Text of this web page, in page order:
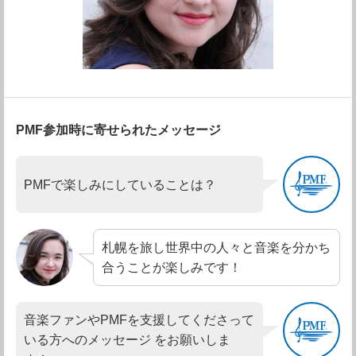
PMF参加時に寄せられたメッセージ
PMFで楽しみにしていることは？
札幌を旅し世界中の人々と音楽を分かち
合うことが楽しみです！
音楽ファンやPMFを支援してくださって
いる方へのメッセージ をお願いしま